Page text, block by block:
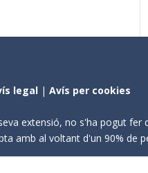
legal |Avís per cookies
extensió, no s'ha pogut fer
amb al voltant d'un 90% de